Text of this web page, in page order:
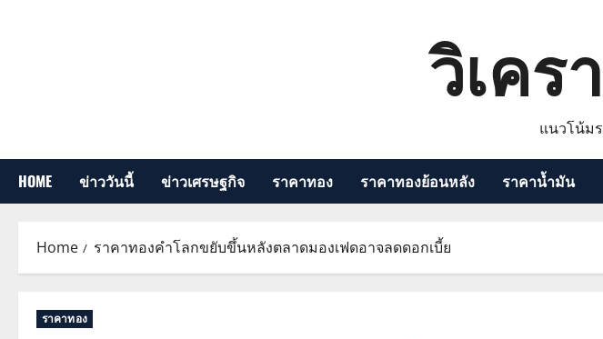
วิเคร
แนวโน้ม
HOME ข่าววันนี้ ข่าวเศรษฐกิจ ราคาทอง ราคาทองย้อนหลัง ราคาน้ำมัน
Home ราคาทองคำโลกขยับขึ้นหลังตลาดมองเฟดอาจลดดอกเบี้ย
ราคาทอง